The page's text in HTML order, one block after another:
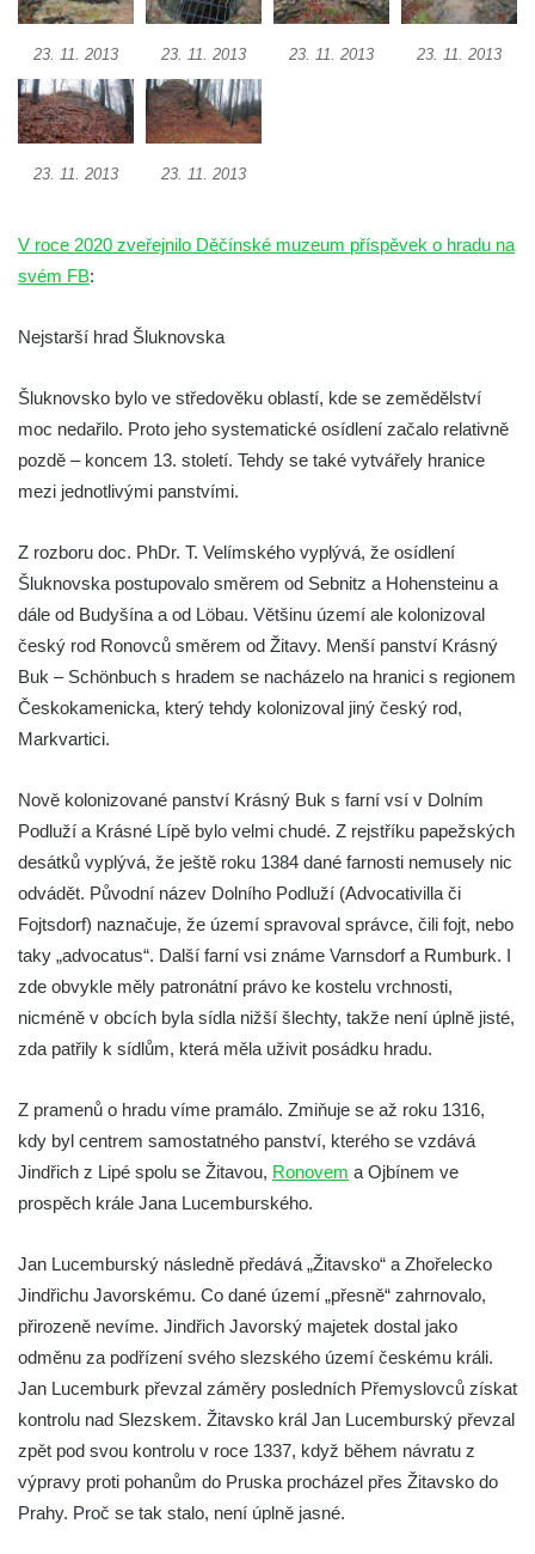
Hrad Oparno
Skalní hrad Stohánek
Hrad Fredevald (Pustý zámek) u České
Kamenice
Hrad Ostrý (Scharfenstein) u Františkova
Hrad Himlštejn
Skalní hrad Svojkov
Hrad Nejdek
Hrad Sychrov v Rabštejně
Hrad Hasištejn
Hrad Jestřebí (Habichstein)
Hrad Roimund
Hrad Kamýk u Litoměřic
Kyjovský hrádek
Hrad a klášter Oybin
Hrad Stolpen
Hrad Hohnstein
Brtnický hrádek
Hrad Trosky
Hrad Kunětická Hora
Hrad Loket
Skalní hrad Šauenštejn
Hrad Buben
Hrad Vlčtejn (Wildenstein)
Hrad Helfenburk (Hrádek) u Úštěka
Hrad Tolštejn (Tollenstein)
Hrad Boršengrýn
Hrad Hamrštejn (Hammerstein)
Hrad Vildštejn (Skalná)
Hrad Frýdštejn (Friedstein)
Kamenický hrad na Zámeckém vrchu –
23. 11. 2013 23. 11. 2013 23. 11. 2013 23. 11. 2013
23. 11. 2013 23. 11. 2013
V roce 2020 zveřejnilo Děčínské muzeum příspěvek o hradu na
svém FB:
Nejstarší hrad Šluknovska
Šluknovsko bylo ve středověku oblastí, kde se zemědělství
moc nedařilo. Proto jeho systematické osídlení začalo relativně
pozdě – koncem 13. století. Tehdy se také vytvářely hranice
mezi jednotlivými panstvími.
Z rozboru doc. PhDr. T. Velímského vyplývá, že osídlení
Šluknovska postupovalo směrem od Sebnitz a Hohensteinu a
dále od Budyšína a od Löbau. Většinu území ale kolonizoval
český rod Ronovců směrem od Žitavy. Menší panství Krásný
Buk – Schönbuch s hradem se nacházelo na hranici s regionem
Českokamenicka, který tehdy kolonizoval jiný český rod,
Markvartici.
Nově kolonizované panství Krásný Buk s farní vsí v Dolním
Podluží a Krásné Lípě bylo velmi chudé. Z rejstříku papežských
desátků vyplývá, že ještě roku 1384 dané farnosti nemusely nic
odvádět. Původní název Dolního Podluží (Advocativilla či
Fojtsdorf) naznačuje, že území spravoval správce, čili fojt, nebo
taky „advocatus“. Další farní vsi známe Varnsdorf a Rumburk. I
zde obvykle měly patronátní právo ke kostelu vrchnosti,
nicméně v obcích byla sídla nižší šlechty, takže není úplně jisté,
zda patřily k sídlům, která měla uživit posádku hradu.
Z pramenů o hradu víme pramálo. Zmiňuje se až roku 1316,
kdy byl centrem samostatného panství, kterého se vzdává
Jindřich z Lipé spolu se Žitavou, Ronovem a Ojbínem ve
prospěch krále Jana Lucemburského.
Jan Lucemburský následně předává „Žitavsko“ a Zhořelecko
Jindřichu Javorskému. Co dané území „přesně“ zahrnovalo,
přirozeně nevíme. Jindřich Javorský majetek dostal jako
odměnu za podřízení svého slezského území českému králi.
Jan Lucemburk převzal záměry posledních Přemyslovců získat
kontrolu nad Slezskem. Žitavsko král Jan Lucemburský převzal
zpět pod svou kontrolu v roce 1337, když během návratu z
výpravy proti pohanům do Pruska procházel přes Žitavsko do
Prahy. Proč se tak stalo, není úplně jasné.